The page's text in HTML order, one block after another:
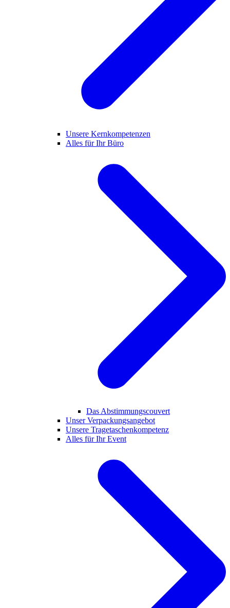
Unsere Kernkompetenzen
Alles für Ihr Büro
Das Abstimmungscouvert
Unser Verpackungsangebot
Unsere Tragetaschenkompetenz
Alles für Ihr Event